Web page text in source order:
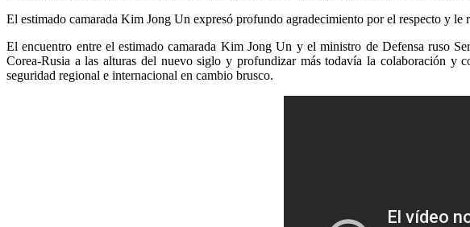
El estimado camarada Kim Jong Un expresó profundo agradecimiento por el respecto y le
El encuentro entre el estimado camarada Kim Jong Un y el ministro de Defensa ruso
Corea-Rusia a las alturas del nuevo siglo y profundizar más todavía la colaboración y
seguridad regional e internacional en cambio brusco.